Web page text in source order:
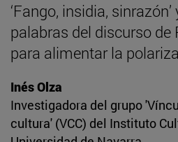
‘Fango, insidia,
palabras del discurso de
para alimentar la
Inés Olza
Investigadora del grupo
cultura' (VCC) del Instituto